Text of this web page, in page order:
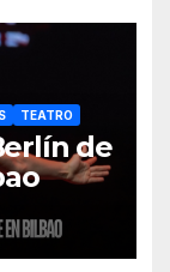
TEATRO
de